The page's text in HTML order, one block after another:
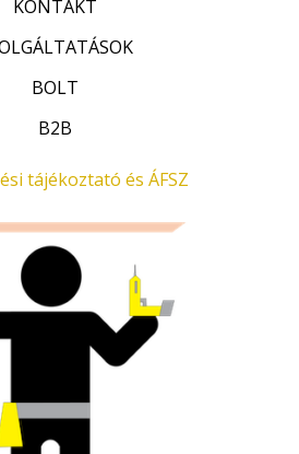
KONTAKT
BOLT
B2B
tájékoztató és ÁFSZ